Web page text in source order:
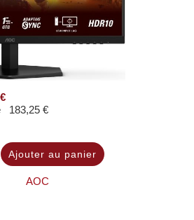
183,25 €
AOC